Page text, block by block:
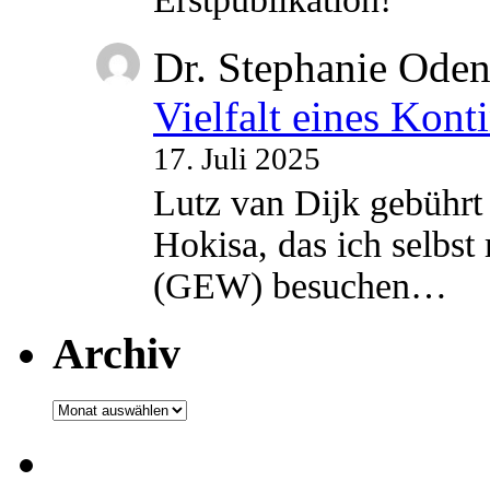
Dr. Stephanie
Vielfalt eines
17. Juli 2025
Lutz van Dijk
Hokisa, das ich
(GEW) besuchen…
Archiv
Archiv